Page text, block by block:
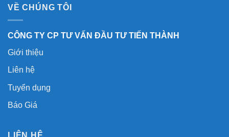
VỀ CHÚNG TÔI
CÔNG TY CP TƯ VẤN ĐẦU TƯ TIẾN THÀNH
Giới thiệu
Liên hệ
Tuyển dụng
Báo Giá
LIÊN HỆ